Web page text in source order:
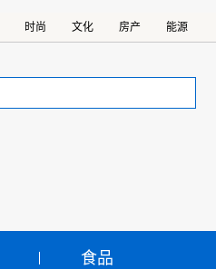
时尚 文化 房产 能源
食品